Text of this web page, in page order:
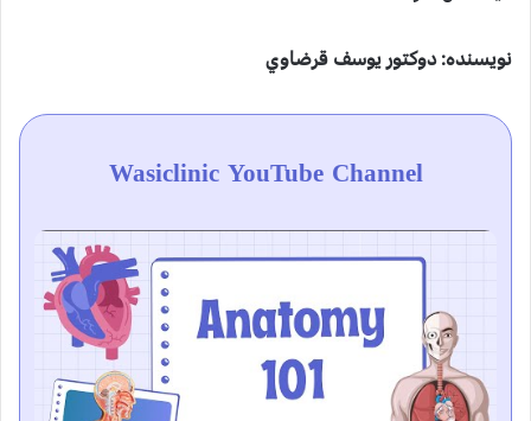
نويسنده: دوكتور يوسف قرضاوي
Wasiclinic YouTube Channel